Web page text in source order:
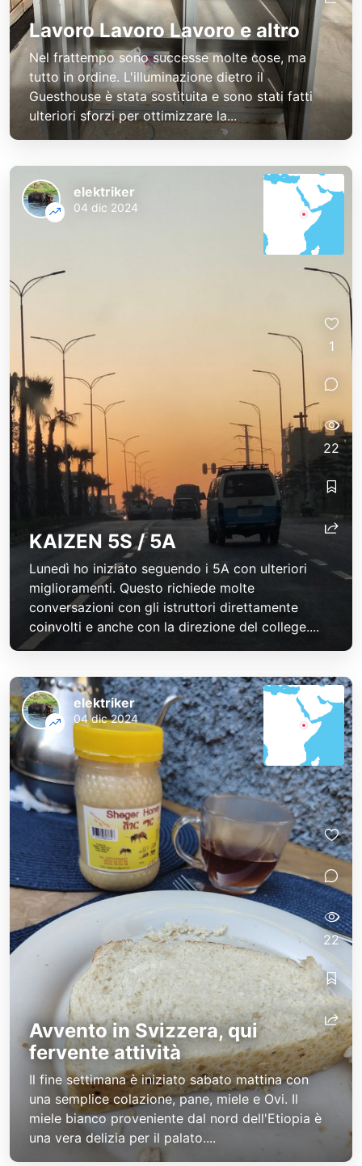
Lavoro Lavoro Lavoro e altro
Nel frattempo sono successe molte cose, ma
tutto in ordine. L'illuminazione dietro il
Guesthouse è stata sostituita e sono stati fatti
ulteriori sforzi per ottimizzare la...
KAIZEN 5S / 5A
Lunedì ho iniziato seguendo i 5A con ulteriori
miglioramenti. Questo richiede molte
conversazioni con gli istruttori direttamente
coinvolti e anche con la direzione del college....
elektriker
04 dic 2024
1
22
Avvento in Svizzera, qui
fervente attività
Il fine settimana è iniziato sabato mattina con
una semplice colazione, pane, miele e Ovi. Il
miele bianco proveniente dal nord dell'Etiopia è
una vera delizia per il palato....
elektriker
04 dic 2024
22